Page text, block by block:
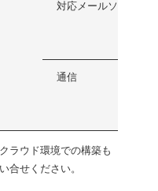
対応メールソフト
通信
ラウド環境での構築も
合せください。